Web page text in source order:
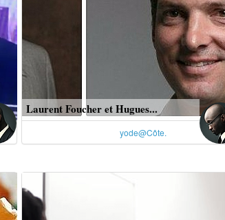
Laurent Foucher et Hugues...
yode@Côte.